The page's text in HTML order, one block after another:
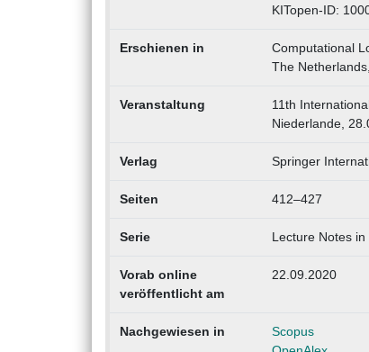
KITopen-ID:
Erschienen in
Computational
The
Veranstaltung
11th
Niederlande,
Verlag Springer
Seiten 412–427
Serie Lecture Notes
Vorab online
veröffentlicht am
22.09.2020
Nachgewiesen in
Scopus